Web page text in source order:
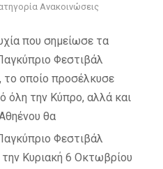
Ανακοινώσεις
που σημείωσε τα
Φεστιβάλ
το οποίο προσέλκυσε
όλη την Κύπρο, αλλά και
θα
Φεστιβάλ
Κυριακή 6 Οκτωβρίου